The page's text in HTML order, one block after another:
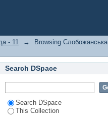
- 11 →
Browsing Слобожанська
Search DSpace
Search DSpace
This Collection